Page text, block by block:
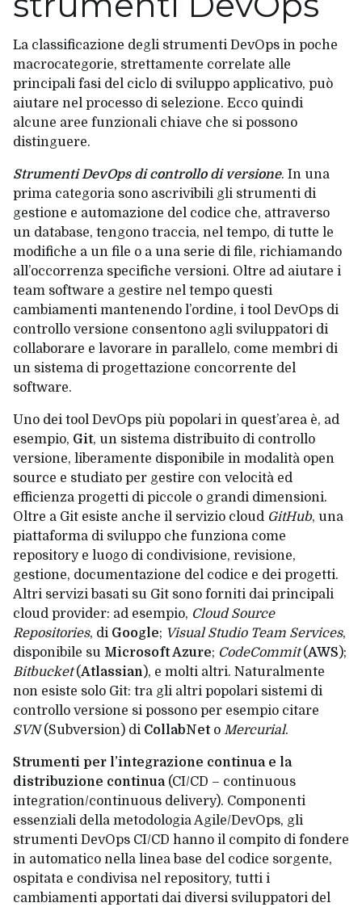
La classificazione degli strumenti DevOps in poche
macrocategorie, strettamente correlate alle
principali fasi del ciclo di sviluppo applicativo, può
aiutare nel processo di selezione. Ecco quindi
alcune aree funzionali chiave che si possono
distinguere.
Strumenti DevOps di controllo di versione. In una
prima categoria sono ascrivibili gli strumenti di
gestione e automazione del codice che, attraverso
un database, tengono traccia, nel tempo, di tutte le
modifiche a un file o a una serie di file, richiamando
all’occorrenza specifiche versioni. Oltre ad aiutare i
team software a gestire nel tempo questi
cambiamenti mantenendo l’ordine, i tool DevOps di
controllo versione consentono agli sviluppatori di
collaborare e lavorare in parallelo, come membri di
un sistema di progettazione concorrente del
software.
Uno dei tool DevOps più popolari in quest’area è, ad
esempio, Git, un sistema distribuito di controllo
versione, liberamente disponibile in modalità open
source e studiato per gestire con velocità ed
efficienza progetti di piccole o grandi dimensioni.
Oltre a Git esiste anche il servizio cloud GitHub, una
piattaforma di sviluppo che funziona come
repository e luogo di condivisione, revisione,
gestione, documentazione del codice e dei progetti.
Altri servizi basati su Git sono forniti dai principali
cloud provider: ad esempio, Cloud Source
Repositories, di Google; Visual Studio Team Services,
disponibile su Microsoft Azure; CodeCommit(AWS );
Bitbucket(Atlassian), e molti altri. Naturalmente
non esiste solo Git: tra gli altri popolari sistemi di
controllo versione si possono per esempio citare
SVN(Subversion) di CollabNeto Mercurial.
Strumenti per l’integrazione continua e la
distribuzione continua(CI/CD – continuous
integration/continuous delivery). Componenti
essenziali della metodologia Agile/DevOps, gli
strumenti DevOps CI/CD hanno il compito di fondere
in automatico nella linea base del codice sorgente,
ospitata e condivisa nel repository, tutti i
cambiamenti apportati dai diversi sviluppatori del